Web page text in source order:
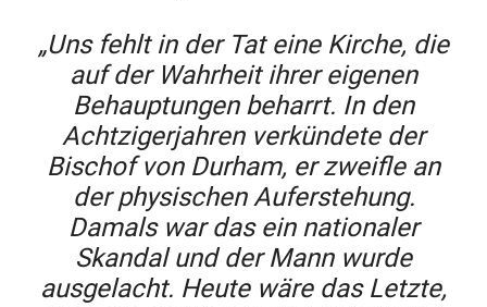
„Uns fehlt in der Tat eine Kirche, die
auf der Wahrheit ihrer eigenen
Behauptungen beharrt. In den
Achtzigerjahren verkündete der
Bischof von Durham, er zweifle an
der physischen Auferstehung.
Damals war das ein nationaler
Skandal und der Mann wurde
ausgelacht. Heute wäre das Letzte,